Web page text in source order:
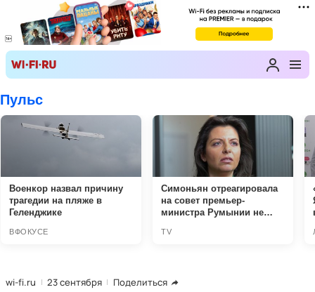
wi-fi.ru 23 сентября Поделиться